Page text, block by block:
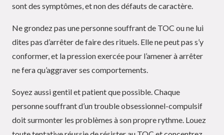
sont des symptômes, et non des défauts de caractère.
Ne grondez pas une personne souffrant de TOC ou ne lui
dites pas d’arrêter de faire des rituels. Elle ne peut pas s’y
conformer, et la pression exercée pour l’amener à arrêter
ne fera qu’aggraver ses comportements.
Soyez aussi gentil et patient que possible. Chaque
personne souffrant d’un trouble obsessionnel-compulsif
doit surmonter les problèmes à son propre rythme. Louez